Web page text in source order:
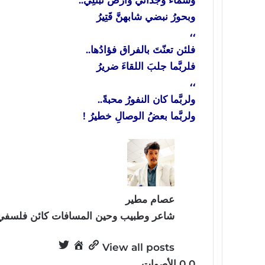
وبحورُ نبضي شابهنَّ قَتِيرُ
،،
فلئن تعنّتَ بالفراق فؤادُها..
فلربَّما جلبَ اللقاءَ ضريرُ
،،
ولربَّما كان النفورُ محبةً..
ولربَّما بعضُ الوصالِ خطيرُ !
عصام مطير
شاعر وطبيب وحين المسافات كائن
View all posts